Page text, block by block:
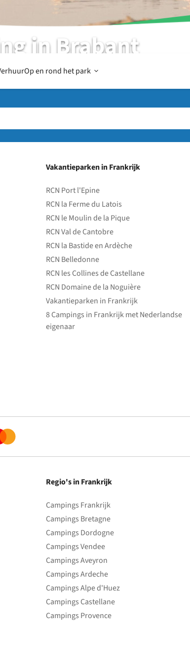
in Brabant
Op en rond het park Open
Op
en
het
park
Vakantieparken in Frankrijk
RCN Port l'Epine
RCN la Ferme du Latois
RCN le Moulin de la Pique
RCN Val de Cantobre
RCN la Bastide en Ardèche
RCN Belledonne
RCN les Collines de Castellane
RCN Domaine de la Noguière
Vakantieparken in Frankrijk
8 Campings in Frankrijk met Nederlandse
eigenaar
Regio's in Frankrijk
Campings Frankrijk
Campings Bretagne
Campings Dordogne
Campings Vendee
Campings Aveyron
Campings Ardeche
Campings Alpe d'Huez
Campings Castellane
Campings Provence